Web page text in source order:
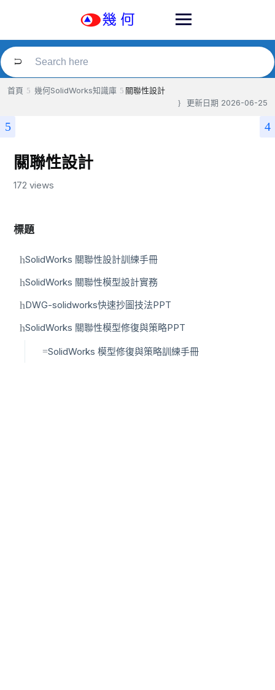
首頁 幾何SolidWorks知識庫
關聯性設計
更新日期 2026-06-25
關聯性設計
172 views
標題
SolidWorks 關聯性設計訓練手冊
SolidWorks 關聯性模型設計實務
DWG-solidworks快速抄圖技法PPT
SolidWorks 關聯性模型修復與策略PPT
SolidWorks 模型修復與策略訓練手冊